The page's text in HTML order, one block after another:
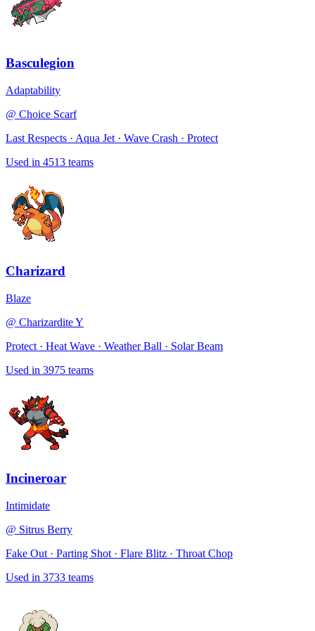
Basculegion
Adaptability
@ Choice Scarf
Last Respects · Aqua Jet · Wave Crash · Protect
Used in 4513 teams
Charizard
Blaze
@ Charizardite Y
Protect · Heat Wave · Weather Ball · Solar Beam
Used in 3975 teams
Incineroar
Intimidate
@ Sitrus Berry
Fake Out · Parting Shot · Flare Blitz · Throat Chop
Used in 3733 teams